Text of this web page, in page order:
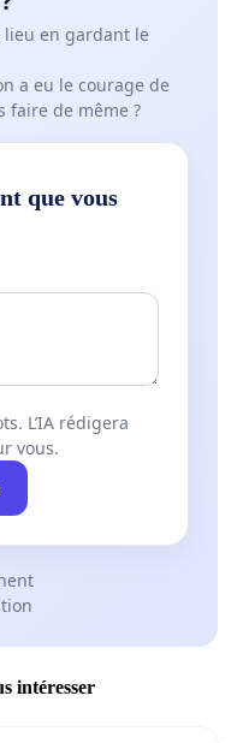
lieu en gardant le
a eu le courage de
faire de même ?
que vous
L’IA rédigera
vous.
intéresser